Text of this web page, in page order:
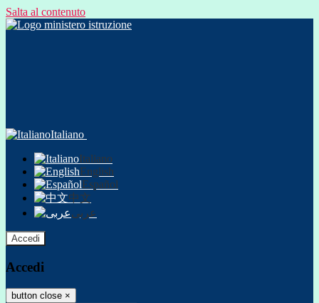
Salta al contenuto
Italiano
Italiano
English
Español
中文
عربى
Accedi
Accedi
button close ×